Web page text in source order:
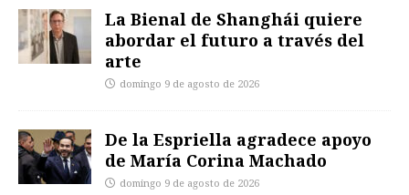
La Bienal de Shanghái quiere
abordar el futuro a través del
arte
domingo 9 de agosto de 2026
De la Espriella agradece apoyo
de María Corina Machado
domingo 9 de agosto de 2026